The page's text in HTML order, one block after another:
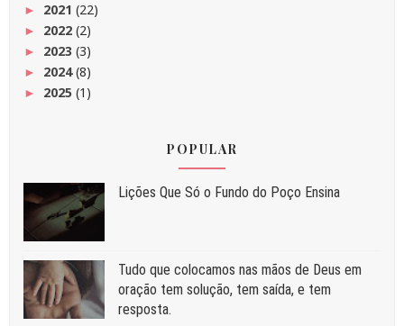
► 2021 (22)
► 2022 (2)
► 2023 (3)
► 2024(8)
► 2025 (1)
POPULAR
Liç⁠ões Que Só o Fundo do Poço Ensina
Tudo que colocamos nas mãos de Deus em
oração tem solução, tem saída, e tem
resposta.